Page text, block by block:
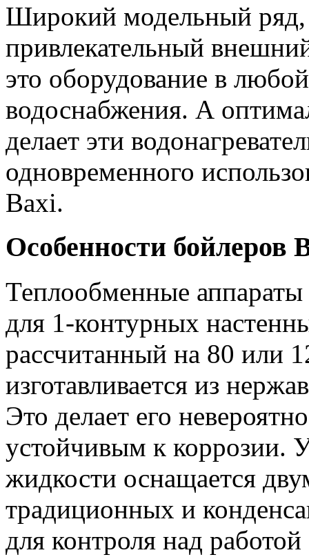
Широкий модельный ряд,
привлекательный
это оборудование в
водоснабжения. А
делает эти
одновременного
Baxi.
Особенности бойлеров
Теплообменные
для 1-контурных
рассчитанный на 80 или
изготавливается из
Это делает его
устойчивым к коррозии.
жидкости оснащается
традиционных и
для контроля над